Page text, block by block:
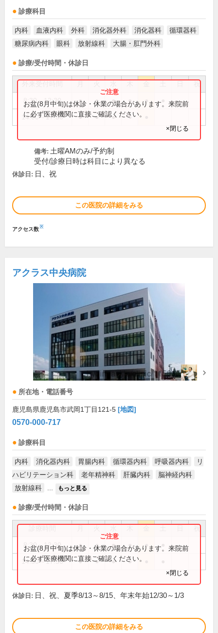
診療科目
内科 血液内科 外科 消化器外科 消化器科
循環器科
糖尿病内科
眼科 放射線科 大腸・肛門外科
診療/受付時間・休診日
祝
8:30～12:30 ● ● ● ● ●
14:00～17:30 ● ● ● ●
お盆(8月中旬)は休診・休業の場合があります。来院前
に必ず医療機関に直接ご確認ください。
×閉じる
備考: 土曜AMのみ/予約制
受付/診療日時は科目により異なる
休診日: 日、祝
この医院の詳細をみる
アクセス数※
アクラス中央病院
所在地・電話番号
鹿児島県鹿児島市武岡1丁目121-5 [地図]
0570-000-717
診療科目
内科 消化器内科 胃腸内科 循環器内科 呼吸器内科
リ
ハビリテーション科
老年精神科 肝臓内科
脳神経内科
放射線科
もっと見る
診療/受付時間・休診日
祝
8:30～12:30 ● ● ● ● ●
14:30～17:30 ● ● ● ●
お盆(8月中旬)は休診・休業の場合があります。来院前
に必ず医療機関に直接ご確認ください。
×閉じる
休診日: 日、祝、夏季8/13～8/15、年末年始12/30～1/3
この医院の詳細をみる